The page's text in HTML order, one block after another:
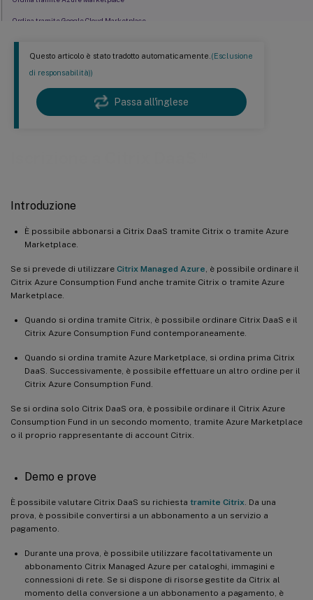
Questo articolo è stato tradotto automaticamente.(Esclusione
di responsabilità))
Passa all'inglese
Introduzione
È possibile abbonarsi a Citrix DaaS tramite Citrix o tramite Azure
Marketplace.
Se si prevede di utilizzare Citrix Managed Azure , è possibile ordinare il
Citrix Azure Consumption Fund anche tramite Citrix o tramite Azure
Marketplace.
Quando si ordina tramite Citrix, è possibile ordinare Citrix DaaS e il
Citrix Azure Consumption Fund contemporaneamente.
Quando si ordina tramite Azure Marketplace, si ordina prima Citrix
DaaS. Successivamente, è possibile effettuare un altro ordine per il
Citrix Azure Consumption Fund.
Se si ordina solo Citrix DaaS ora, è possibile ordinare il Citrix Azure
Consumption Fund in un secondo momento, tramite Azure Marketplace
o il proprio rappresentante di account Citrix.
Demo e prove
È possibile valutare Citrix DaaS su richiesta tramite Citrix . Da una
prova, è possibile convertirsi a un abbonamento a un servizio a
pagamento.
Durante una prova, è possibile utilizzare facoltativamente un
abbonamento Citrix Managed Azure per cataloghi, immagini e
connessioni di rete. Se si dispone di risorse gestite da Citrix al
momento della conversione a un abbonamento a pagamento, è
Ordina tramite Google Cloud Marketplace
Passaggi successivi